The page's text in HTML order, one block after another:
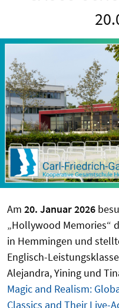
Am 20. Januar 2026
„Hollywood Memories“
in Hemmingen und
Englisch-
Alejandra, Yining und
Magic and Realism:
Classics and Their Live-